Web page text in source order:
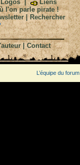
Logos|
Liens
l'on parle pirate !
| Rechercher
|Contact
L’équipe du forum